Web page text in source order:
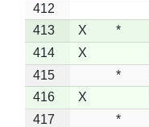
412
413
X *
414
X
415
*
416
X
417
*